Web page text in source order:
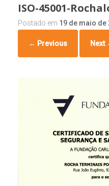
ISO-45001-
Postado em 19 de maio de
← Previous Next